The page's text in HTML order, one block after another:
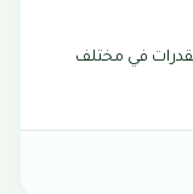
في مختلف